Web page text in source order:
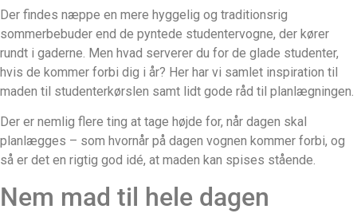
Der findes næppe en mere hyggelig og traditionsrig
sommerbebuder end de pyntede studentervogne, der kører
rundt i gaderne. Men hvad serverer du for de glade studenter,
hvis de kommer forbi dig i år? Her har vi samlet inspiration til
maden til studenterkørslen samt lidt gode råd til planlægningen.
Der er nemlig flere ting at tage højde for, når dagen skal
planlægges – som hvornår på dagen vognen kommer forbi, og
så er det en rigtig god idé, at maden kan spises stående.
Nem mad til hele dagen